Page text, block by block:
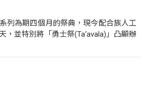
列為期四個月的祭典，現今配合族人工
，並特別將「勇士祭(Ta‘avala)」凸顯辦